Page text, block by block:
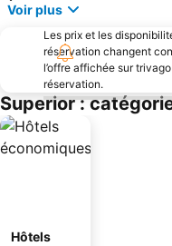
Voir plus
Les prix et les
réservation changent
l’offre affichée sur
réservation.
Superior :
Hôtels